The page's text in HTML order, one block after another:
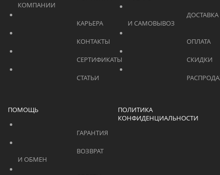
			    		КАРЬЕРА
ПОМОЩЬ
ПОЛИТИКА
КОНФИДЕНЦИАЛЬНОСТИ